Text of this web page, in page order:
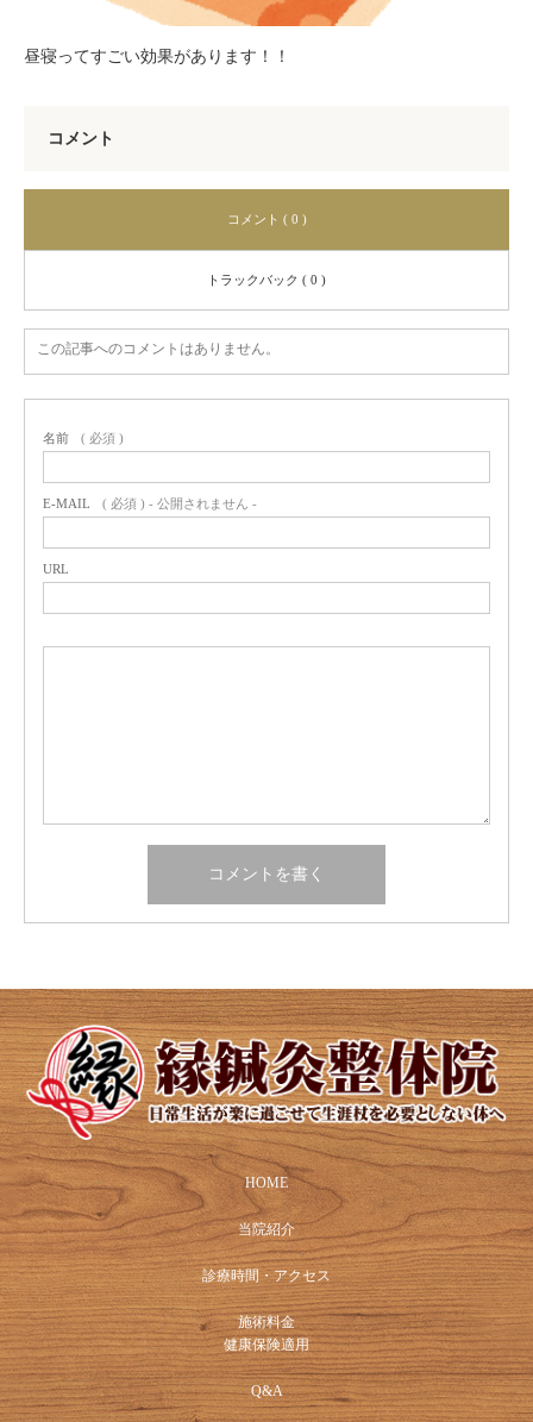
昼寝ってすごい効果があります！！
コメント
コメント ( 0 )
トラックバック ( 0 )
この記事へのコメントはありません。
名前 ( 必須 )
E-MAIL ( 必須 ) - 公開されません -
URL
HOME
当院紹介
診療時間・アクセス
施術料金
健康保険適用
Q&A